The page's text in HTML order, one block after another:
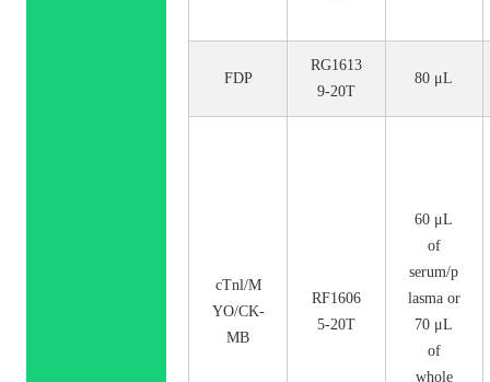
FDP
RG1613
9-20T
80 μL
cTnl/M
YO/CK-
MB
RF1606
5-20T
60 μL
of
serum/p
lasma or
70 μL
of
whole